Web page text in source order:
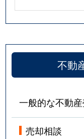
不動
一般的な不動
売却相談